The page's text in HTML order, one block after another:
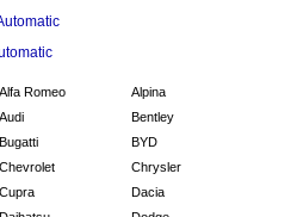
Alfa Romeo
Alpina
Audi
Bentley
Bugatti
BYD
Chevrolet
Chrysler
Cupra
Dacia